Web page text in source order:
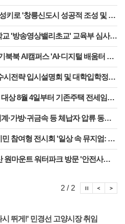
릉신도시 성공적 조성 및 자족기능 강화 협력'
영상밸리초교' 교육부 심사 통과··2030년 개교
퍼스 'AI·디지털 배움터 체험존' 12월까지 운영
입시설명회 및 대학입학정보박람회' 8일 개최
4일부터 기존주택 전세임대 입주자 상시 모집
귀금속 등 체납자 압류 동산 620점 공개 경매
전시회 '일상 속 뮤지엄: 잠시, 마음' 8월 개최
트 워터파크 방문 '안전사고 방지 대책 점검'
뛰게!' 민경선 고양시장 취임
2 / 2 포
포토이